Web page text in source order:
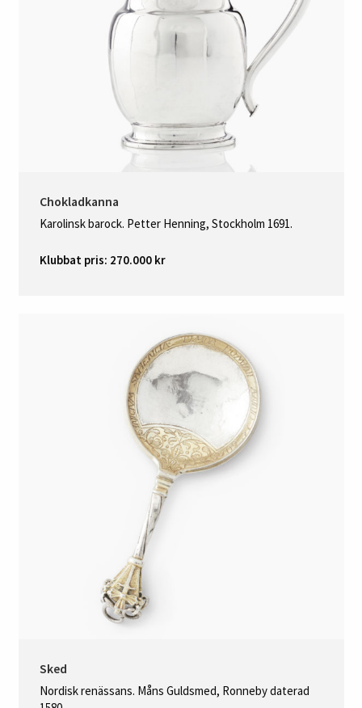
Chokladkanna
Karolinsk barock. Petter Henning, Stockholm 1691.
Klubbat pris: 270.000 kr
Sked
Nordisk renässans. Måns Guldsmed, Ronneby daterad